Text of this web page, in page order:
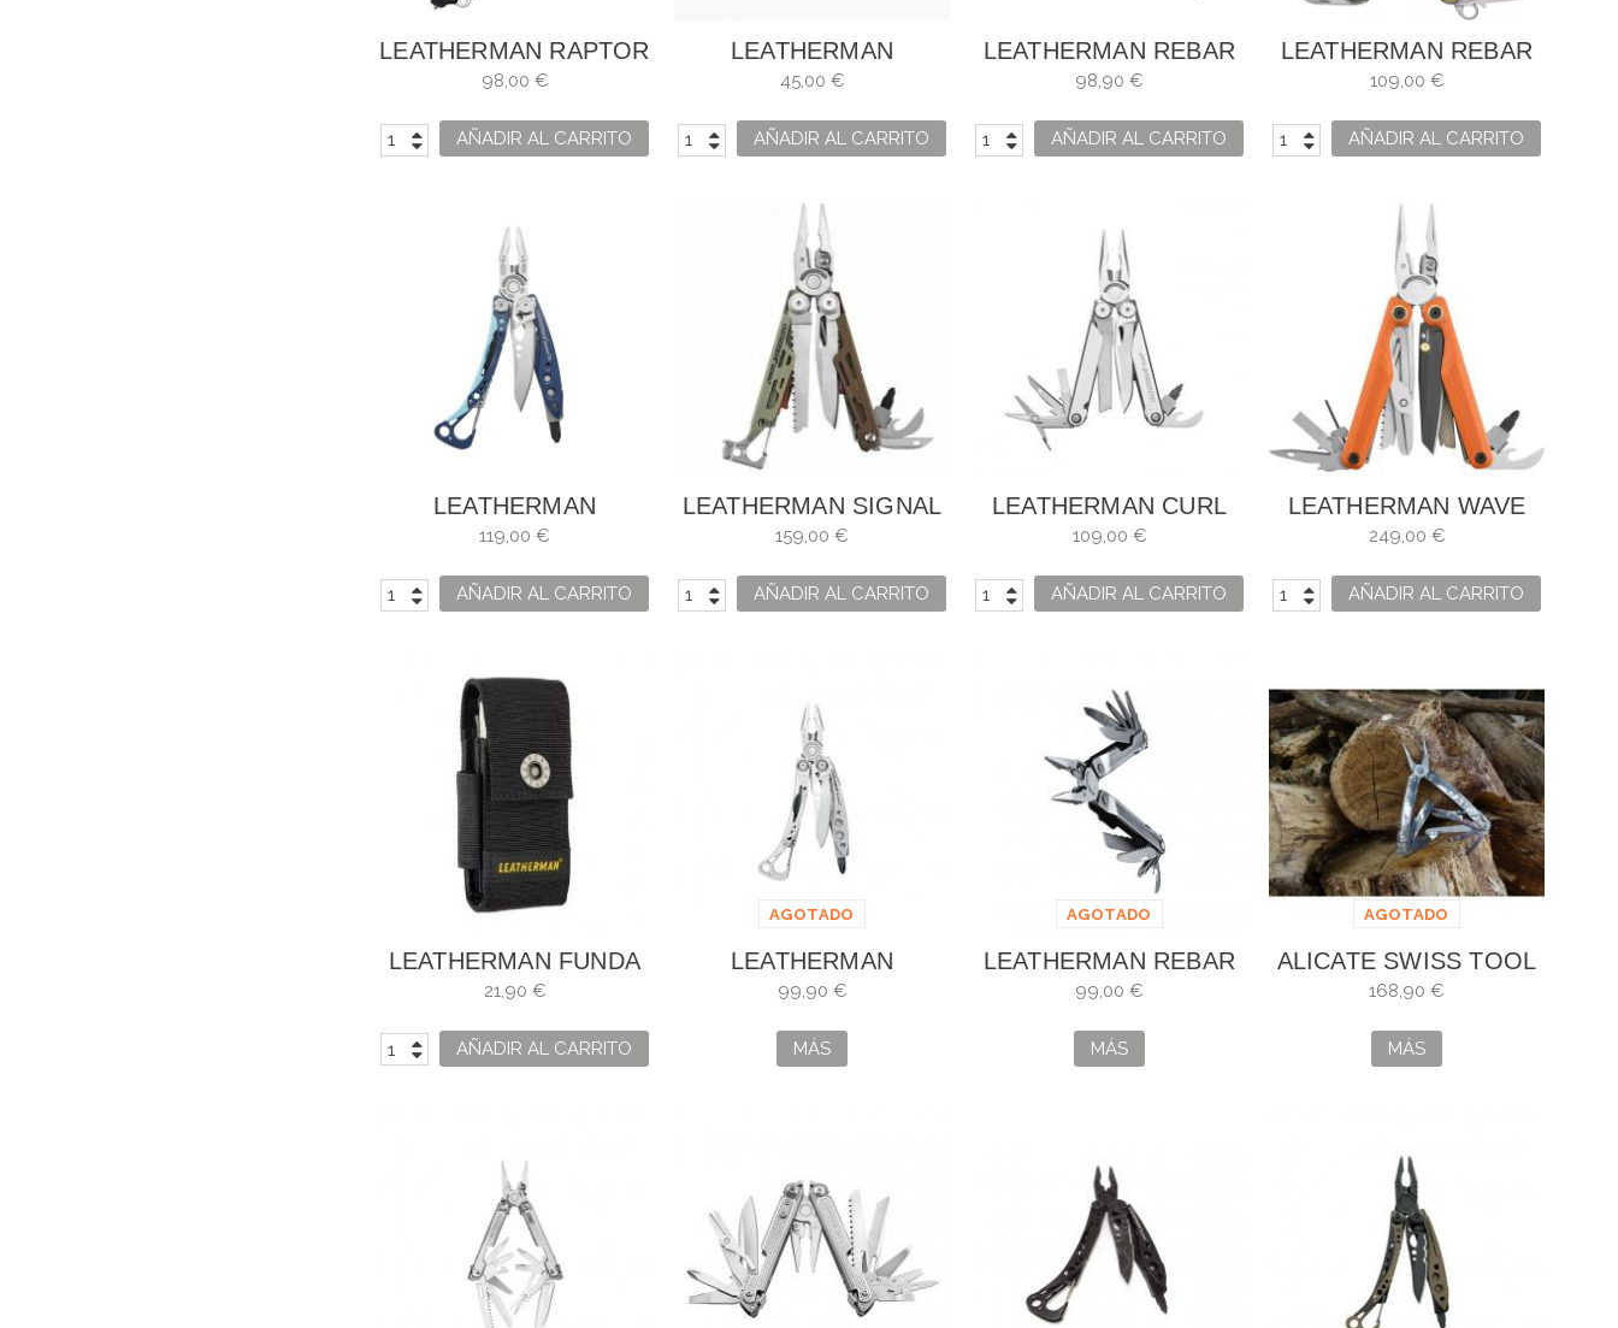
LEATHERMAN RAPTOR
AZUL Y NEGRA
98,00 €
AÑADIR AL CARRITO
LEATHERMAN
CARRACA
45,00 €
AÑADIR AL CARRITO
LEATHERMAN REBAR
BLACK
98,90 €
AÑADIR AL CARRITO
LEATHERMAN REBAR
MOSSY SLATE 833315
109,00 €
AÑADIR AL CARRITO
LEATHERMAN
SKELETOOL CX
119,00 €
AÑADIR AL CARRITO
LEATHERMAN SIGNAL
MESA VERDE 833321
159,00 €
AÑADIR AL CARRITO
LEATHERMAN CURL
109,00 €
AÑADIR AL CARRITO
LEATHERMAN WAVE
ALPHA
249,00 €
AÑADIR AL CARRITO
LEATHERMAN FUNDA
NYLON TALLA M
21,90 €
AÑADIR AL CARRITO
AGOTADO
LEATHERMAN
SKELETOOL
99,90 €
MÁS
AGOTADO
LEATHERMAN REBAR
99,00 €
MÁS
AGOTADO
ALICATE SWISS TOOL
SPIRIT PLUS
168,90 €
MÁS